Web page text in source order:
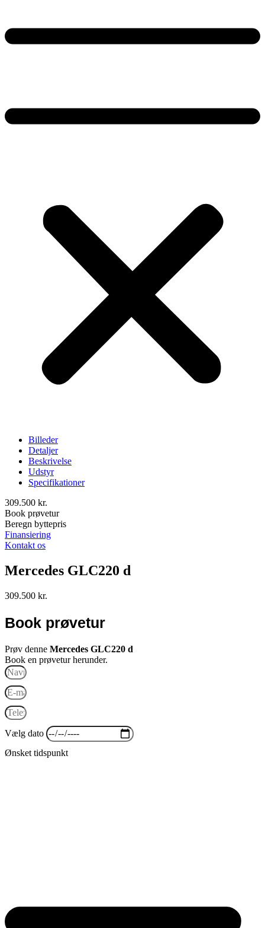
Billeder
Detaljer
Beskrivelse
Udstyr
Specifikationer
309.500 kr.
Book prøvetur
Beregn byttepris
Finansiering
Kontakt os
Mercedes GLC220 d
309.500 kr.
Book prøvetur
Prøv denne Mercedes GLC220 d
Book en prøvetur herunder.
Vælg dato
Ønsket tidspunkt